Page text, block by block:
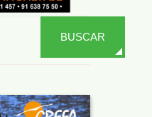
BUSCAR